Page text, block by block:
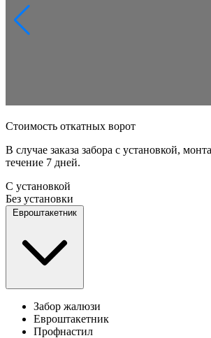
Стоимость откатных ворот
В случае заказа забора с установкой,
течение 7 дней.
С установкой
Без установки
Евроштакетник
Забор жалюзи
Евроштакетник
Профнастил